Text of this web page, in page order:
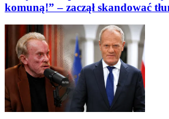
komuną!” – zaczął skandować